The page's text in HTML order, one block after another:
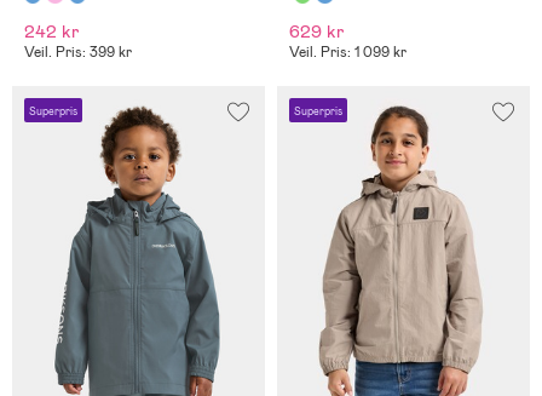
242 kr
Veil. Pris: 399 kr
629 kr
Veil. Pris: 1 099 kr
Superpris Superpris